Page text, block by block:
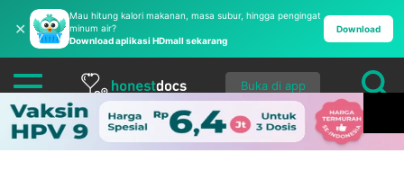
✕
Mau hitung kalori makanan, masa subur, hingga pengingat
minum air?
Download aplikasi HDmall sekarang
Download
Buka di app